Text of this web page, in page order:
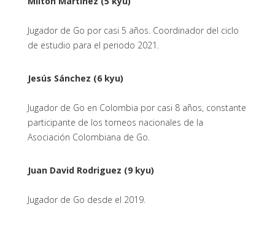
Jugador de Go por casi 5 años. Coordinador del ciclo
de estudio para el periodo 2021.
Jesús Sánchez (6 kyu)
Jugador de Go en Colombia por casi 8 años, constante
participante de los torneos nacionales de la
Asociación Colombiana de Go.
Juan David Rodriguez (9 kyu)
Jugador de Go desde el 2019.